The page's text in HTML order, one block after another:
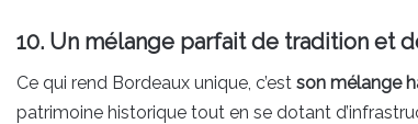
10. Un mélange parfait de tradition et
Ce qui rend Bordeaux unique, c’est son mélange
patrimoine historique tout en se dotant